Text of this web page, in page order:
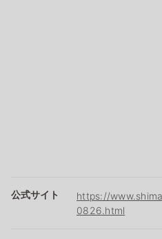
公式サイト
https://
0826.html